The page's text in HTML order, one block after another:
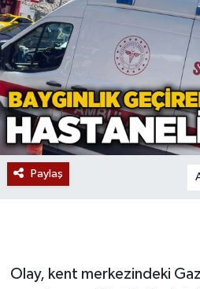
Paylaş
Olay, kent merkezindeki
Bolu
ÇEVRE
BİLİM VE TEKNOLOJİ
DUNYA
Ekonomi